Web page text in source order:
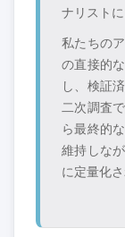
ナリスト
私たちの
の直接的
し、検証
二次調査
ら最終的
維持しな
に定量化